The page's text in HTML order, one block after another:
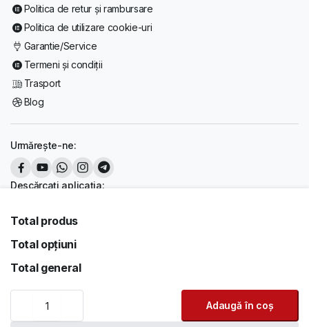
Total produs
Total opțiuni
Total general
OptiPlex
3040
Adaugă în coș
Politica de retur și rambursare
Politica de utilizare cookie-uri
Garantie/Service
Termeni și condiții
Trasport
Blog
Urmărește-ne:
Descărcați aplicația:
Copyright 2026 © PreturiBune. Toate drepturile rezervate. Realizat de
PreturiBune